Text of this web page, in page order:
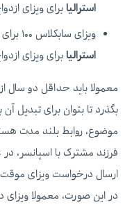
استرالیا برای ویزای
ویزای سابکلاس ۱۰۰ برای متقاضیانی است که در ابتدا
استرالیا برای ویزای
معمولا باید حداقل دو سال
بگذرد تا بتوان برای تبدیل
موضوع، روابط بلند مدت
فرزند مشترک با اسپانسر،
ارسال درخواست ویزای